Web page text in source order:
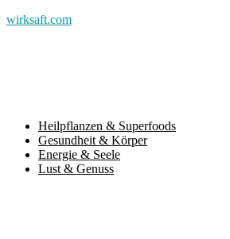
wirksaft.com
Heilpflanzen & Superfoods
Gesundheit & Körper
Energie & Seele
Lust & Genuss